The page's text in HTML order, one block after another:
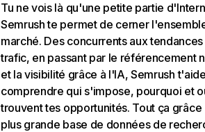
Tu ne vois là qu'une petite partie
Semrush te permet de cerner
marché. Des concurrents aux
trafic, en passant par le référencement
et la visibilité grâce à l'IA, Semrush
comprendre qui s'impose, pourquoi et
trouvent tes opportunités. Tout ça grâce
plus grande base de données de